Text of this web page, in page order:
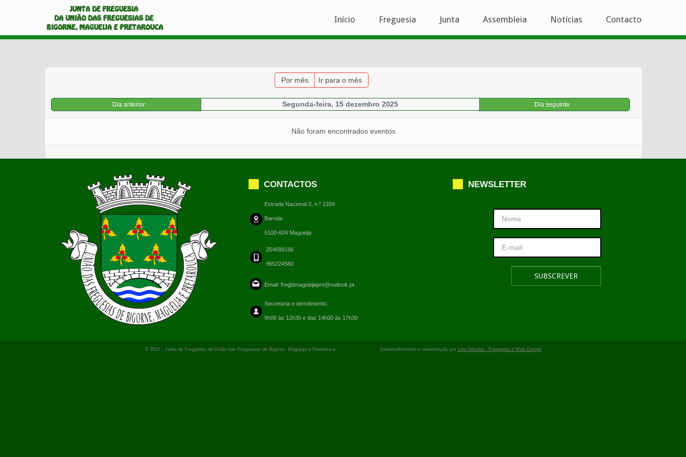
Início Freguesia Junta Assembleia Notícias Contacto
Por mês Ir para o mês
Dia anterior Segunda-feira, 15 dezembro 2025 Dia seguinte
Não foram encontrados eventos
CONTACTOS
Estrada Nacional 2, n.º 2204
Barrela
5100-604 Magueija
254688186
965224580
Email: fregbimagueijapre@outlook.pt
Secretaria e atendimento:
9h00 às 12h30 e das 14h00 às 17h30
NEWSLETTER
© 2017 - Junta de Freguesia da União das Freguesias de Bigorne, Magueija e Pretarouca Desenvolvimento e manutenção por Lino Oliveira - Fotografia e Web Design